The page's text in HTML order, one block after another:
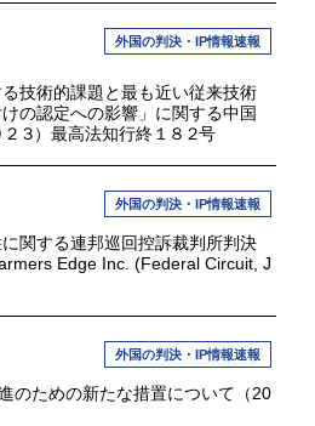
外国の判決・IP情報速報
る技術的課題と最も近い従来技術
の認定への影響」に関する中国
２３ ）最高法知行終 １８２号
外国の判決・IP情報速報
関する連邦巡回控訴裁判所判決
Edge Inc. (Federal Circuit, J
外国の判決・IP情報速報
のための新たな措置について（20